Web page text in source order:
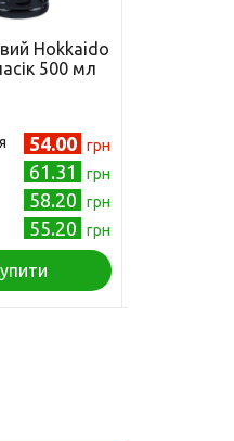
Hokkaido
500 мл
54.00 грн
61.31
грн
58.20
грн
55.20 грн